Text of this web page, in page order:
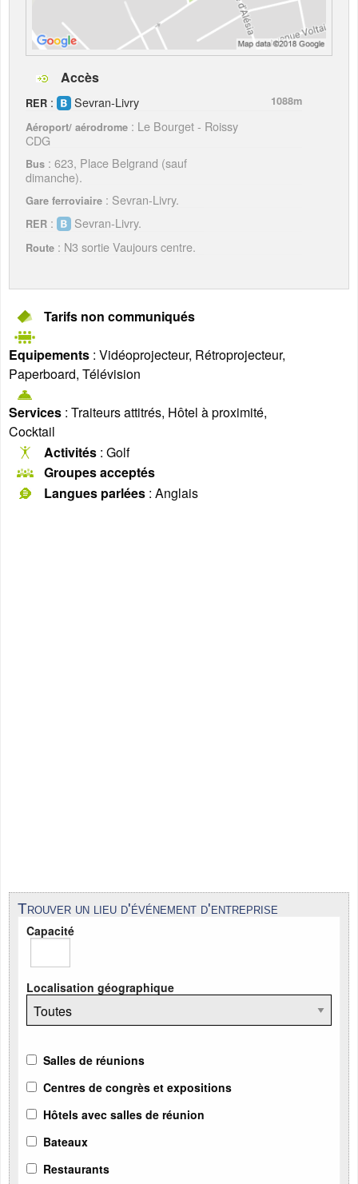
Accès
RER : Sevran-Livry
1088m
Aéroport/ aérodrome : Le Bourget - Roissy
CDG
Bus : 623, Place Belgrand (sauf
dimanche).
Gare ferroviaire : Sevran-Livry.
RER : Sevran-Livry.
Route : N3 sortie Vaujours centre.
Tarifs non communiqués
Equipements : Vidéoprojecteur, Rétroprojecteur,
Paperboard, Télévision
Services : Traiteurs attitrés, Hôtel à proximité,
Cocktail
Activités : Golf
Groupes acceptés
Langues parlées : Anglais
Trouver un lieu d'événement d'entreprise
Capacité
Localisation géographique
Salles de réunions
Centres de congrès et expositions
Hôtels avec salles de réunion
Bateaux
Restaurants